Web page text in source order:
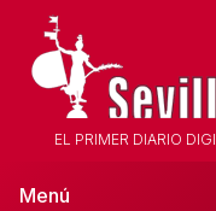
EL PRIMER DIARIO
Menú